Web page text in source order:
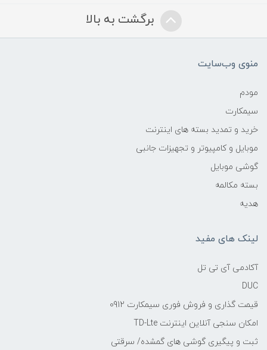
برگشت به بالا
منوی وب‌سایت
مودم
سیمکارت
خرید و تمدید بسته های اینترنت
موبایل و کامپیوتر و تجهیزات جانبی
گوشی موبایل
بسته مکالمه
هدیه
لینک های مفید
آکادمی آی تی تل
DUC
قیمت گذاری و فروش فوری سیمکارت 0912
امکان سنجی آنلاین اینترنت TD-Lte
ثبت و پیگیری گوشی های گمشده/ سرقتی